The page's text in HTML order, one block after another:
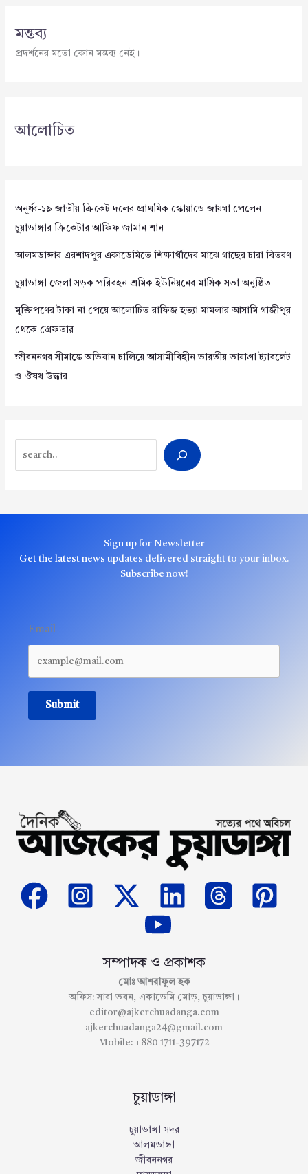
মন্তব্য
প্রদর্শনের মতো কোন মন্তব্য নেই।
আলোচিত
অনূর্ধ্ব-১৯ জাতীয় ক্রিকেট দলের প্রাথমিক স্কোয়াডে জায়গা পেলেন
চুয়াডাঙ্গার ক্রিকেটার আফিফ জামান শান
আলমডাঙ্গার এরশাদপুর একাডেমিতে শিক্ষার্থীদের মাঝে গাছের চারা বিতরণ
চুয়াডাঙ্গা জেলা সড়ক পরিবহন শ্রমিক ইউনিয়নের মাসিক সভা অনুষ্ঠিত
মুক্তিপণের টাকা না পেয়ে আলোচিত রাফিজ হত্যা মামলার আসামি গাজীপুর
থেকে গ্রেফতার
জীবননগর সীমান্তে অভিযান চালিয়ে আসামীবিহীন ভারতীয় ভায়াগ্রা ট্যাবলেট
ও ঔষধ উদ্ধার
Sign up for Newsletter
Get the latest news updates delivered straight to your inbox.
Subscribe now!
Email
Submit
সম্পাদক ও প্রকাশক
মোঃ আশরাফুল হক
অফিস: সারা ভবন, একাডেমি মোড়, চুয়াডাঙ্গা।
editor@ajkerchuadanga.com
ajkerchuadanga24@gmail.com
Mobile: +880 1711-397172
চুয়াডাঙ্গা
চুয়াডাঙ্গা সদর
আলমডাঙ্গা
জীবননগর